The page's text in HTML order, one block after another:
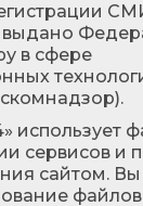
выдано
в сфере
использует
сервисов и
сайтом.